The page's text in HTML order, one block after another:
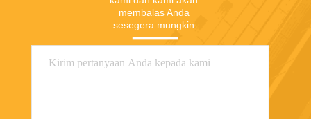
membalas Anda
sesegera mungkin.